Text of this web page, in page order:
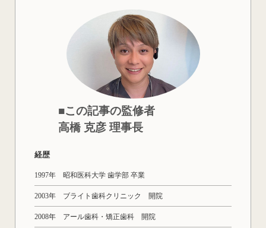
■この記事の監修者
高橋 克彦 理事長
経歴
1997年 昭和医科大学 歯学部 卒業
2003年 ブライト歯科クリニック 開院
2008年 アール歯科・矯正歯科 開院